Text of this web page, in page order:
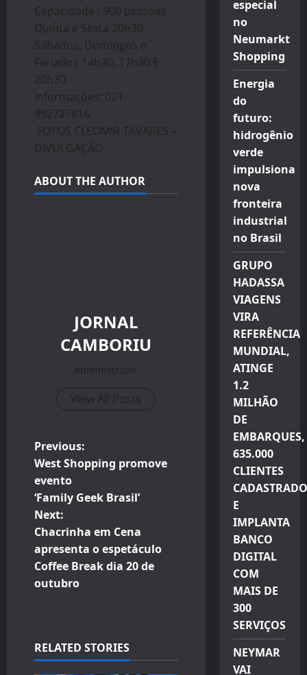
Capacidade : 900 pessoas
Quinta e Sexta 20h30
Sábados, Domingos e
Feriados 14h30, 17h30 E
20h30
Informaçōes: 021
992727616
FOTOS CLEOMIR TAVARES –
DIVULGAÇÃO
ABOUT THE AUTHOR
JORNAL
CAMBORIU
Administrator
View All Posts
P
o
s
t
n
a
i
Previous:
West Shopping promove
evento
‘Family Geek Brasil’
Next:
Chacrinha em Cena
apresenta o espetáculo
Coffee Break dia 20 de
outubro
RELATED STORIES
especial
no
Neumarkt
Shopping
Energia
do
futuro:
hidrogênio
verde
impulsiona
nova
fronteira
industrial
no Brasil
GRUPO
HADASSA
VIAGENS
VIRA
REFERÊNCIA
MUNDIAL,
ATINGE
1.2
MILHÃO
DE
EMBARQUES,
635.000
CLIENTES
E
IMPLANTA
BANCO
DIGITAL
COM
MAIS DE
300
SERVIÇOS
NEYMAR
VAI